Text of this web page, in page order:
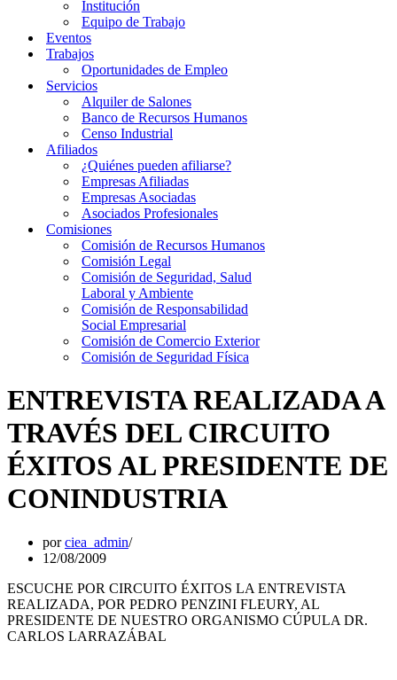
Institución
Equipo de Trabajo
Eventos
Trabajos
Oportunidades de Empleo
Servicios
Alquiler de Salones
Banco de Recursos Humanos
Censo Industrial
Afiliados
¿Quiénes pueden afiliarse?
Empresas Afiliadas
Empresas Asociadas
Asociados Profesionales
Comisiones
Comisión de Recursos Humanos
Comisión Legal
Comisión de Seguridad, Salud
Laboral y Ambiente
Comisión de Responsabilidad
Social Empresarial
Comisión de Comercio Exterior
Comisión de Seguridad Física
ENTREVISTA REALIZADA A
TRAVÉS DEL CIRCUITO
ÉXITOS AL PRESIDENTE DE
CONINDUSTRIA
porciea_admin
12/08/2009
ESCUCHE POR CIRCUITO ÉXITOS LA ENTREVISTA
REALIZADA, POR PEDRO PENZINI FLEURY, AL
PRESIDENTE DE NUESTRO ORGANISMO CÚPULA DR.
CARLOS LARRAZÁBAL